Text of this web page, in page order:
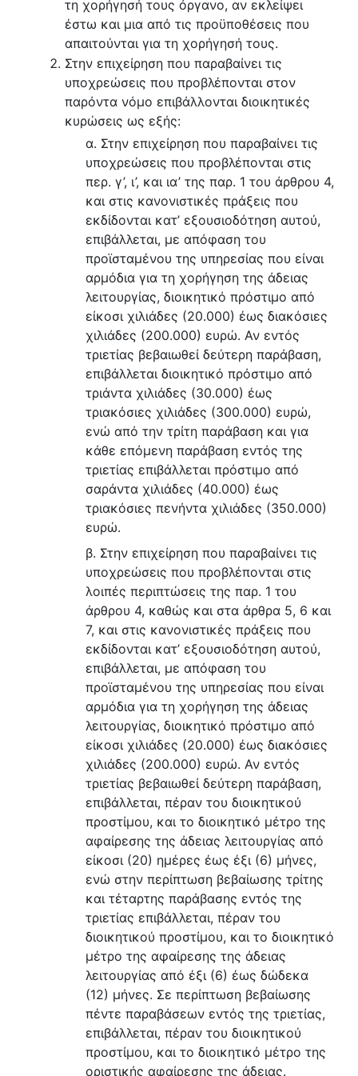
τη χορήγησή τους όργανο, αν εκλείψει
έστω και μια από τις προϋποθέσεις που
απαιτούνται για τη χορήγησή τους.
Στην επιχείρηση που παραβαίνει τις
υποχρεώσεις που προβλέπονται στον
παρόντα νόμο επιβάλλονται διοικητικές
κυρώσεις ως εξής:
α. Στην επιχείρηση που παραβαίνει τις
υποχρεώσεις που προβλέπονται στις
περ. γ’, ι’, και ια’ της παρ. 1 του άρθρου 4,
και στις κανονιστικές πράξεις που
εκδίδονται κατ’ εξουσιοδότηση αυτού,
επιβάλλεται, με απόφαση του
προϊσταμένου της υπηρεσίας που είναι
αρμόδια για τη χορήγηση της άδειας
λειτουργίας, διοικητικό πρόστιμο από
είκοσι χιλιάδες (20.000) έως διακόσιες
χιλιάδες (200.000) ευρώ. Αν εντός
τριετίας βεβαιωθεί δεύτερη παράβαση,
επιβάλλεται διοικητικό πρόστιμο από
τριάντα χιλιάδες (30.000) έως
τριακόσιες χιλιάδες (300.000) ευρώ,
ενώ από την τρίτη παράβαση και για
κάθε επόμενη παράβαση εντός της
τριετίας επιβάλλεται πρόστιμο από
σαράντα χιλιάδες (40.000) έως
τριακόσιες πενήντα χιλιάδες (350.000)
ευρώ.
β. Στην επιχείρηση που παραβαίνει τις
υποχρεώσεις που προβλέπονται στις
λοιπές περιπτώσεις της παρ. 1 του
άρθρου 4, καθώς και στα άρθρα 5, 6 και
7, και στις κανονιστικές πράξεις που
εκδίδονται κατ’ εξουσιοδότηση αυτού,
επιβάλλεται, με απόφαση του
προϊσταμένου της υπηρεσίας που είναι
αρμόδια για τη χορήγηση της άδειας
λειτουργίας, διοικητικό πρόστιμο από
είκοσι χιλιάδες (20.000) έως διακόσιες
χιλιάδες (200.000) ευρώ. Αν εντός
τριετίας βεβαιωθεί δεύτερη παράβαση,
επιβάλλεται, πέραν του διοικητικού
προστίμου, και το διοικητικό μέτρο της
αφαίρεσης της άδειας λειτουργίας από
είκοσι (20) ημέρες έως έξι (6) μήνες,
ενώ στην περίπτωση βεβαίωσης τρίτης
και τέταρτης παράβασης εντός της
τριετίας επιβάλλεται, πέραν του
διοικητικού προστίμου, και το διοικητικό
μέτρο της αφαίρεσης της άδειας
λειτουργίας από έξι (6) έως δώδεκα
(12) μήνες. Σε περίπτωση βεβαίωσης
πέντε παραβάσεων εντός της τριετίας,
επιβάλλεται, πέραν του διοικητικού
προστίμου, και το διοικητικό μέτρο της
οριστικής αφαίρεσης της άδειας.